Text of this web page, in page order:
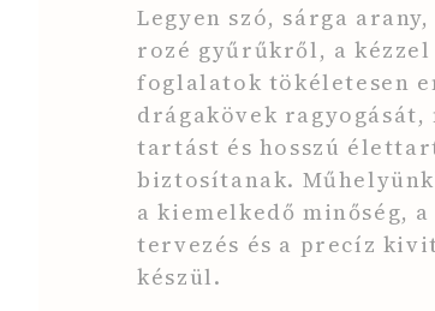
Legyen szó, sárga
rozé gyűrűkről, a
foglalatok tökéletesen
drágakövek
tartást és hosszú
biztosítanak.
a kiemelkedő minőség,
tervezés és a precíz
készül.